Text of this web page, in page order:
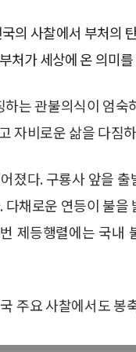
의 사찰에서 부처의
처가 세상에 온 의미
는 관불의식이 엄
자비로운 삶을 다짐
졌다. 구룡사 앞을
채로운 연등이 불
제등행렬에는 국내
주요 사찰에서도